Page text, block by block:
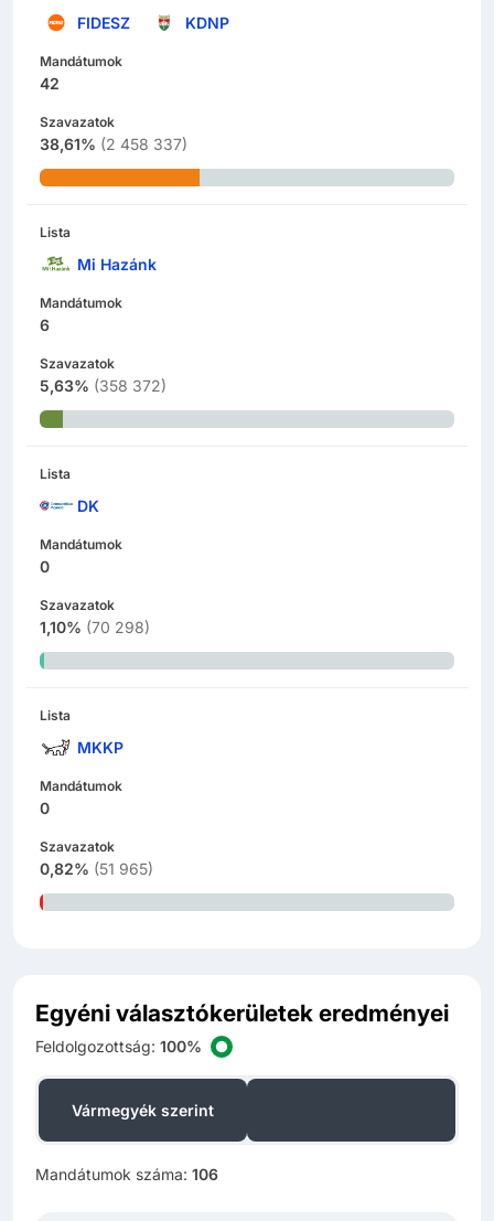
FIDESZ KDNP
Mandátumok
42
Szavazatok
38,61% (2 458 337)
Lista
Mi Hazánk
Mandátumok
6
Szavazatok
5,63% (358 372)
Lista
DK
Mandátumok
0
Szavazatok
1,10% (70 298)
Lista
MKKP
Mandátumok
0
Szavazatok
0,82% (51 965)
Egyéni választókerületek eredményei
Feldolgozottság: 100%
Vármegyék szerint
Mandátumok száma: 106